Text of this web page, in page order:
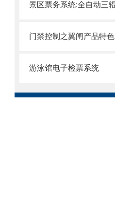
门禁控制之翼闸产品特色
游泳馆电子检票系统